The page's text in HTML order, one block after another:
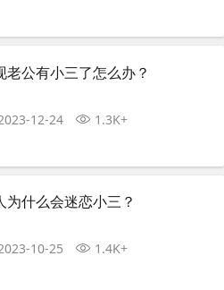
老公有小三了怎么办？
12-24 1.3K+
为什么会迷恋小三？
10-25 1.4K+